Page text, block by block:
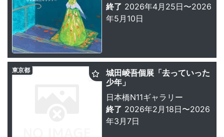
終了 2026年4月25日〜2026
年5月10日
城田崚吾個展「去っていった
少年」
日本橋N11ギャラリー
終了 2026年2月18日〜2026
年3月7日
東京都